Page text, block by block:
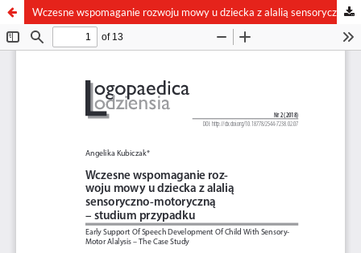
Wczesne wspomaganie rozwoju mowy u dziecka z alalią sensoryczno-motoryczną – studium przypadku